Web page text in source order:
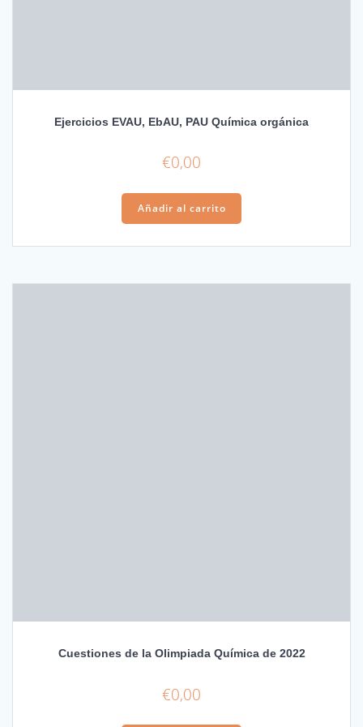
Ejercicios EVAU, EbAU, PAU Química orgánica
€0,00
Añadir al carrito
Cuestiones de la Olimpiada Química de 2022
€0,00